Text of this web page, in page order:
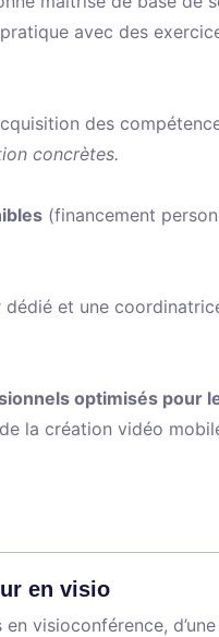
avec des
des
concrètes.
(financement
et une
optimisés pour
la création vidéo
en visio
visioconférence, d’une